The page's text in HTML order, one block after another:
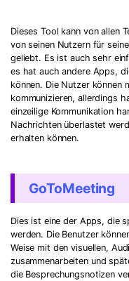
Dieses Tool kann von allen
von seinen Nutzern für
geliebt. Es ist auch sehr
es hat auch andere Apps,
können. Die Nutzer können
kommunizieren, allerdings
einzeilige Kommunikation
Nachrichten überlastet
erhalten können.
GoToMeeting
Dies ist eine der Apps, die
werden. Die Benutzer
Weise mit den visuellen,
zusammenarbeiten und
die Besprechungsnotizen